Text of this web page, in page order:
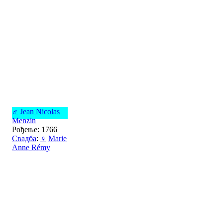
♂ Jean Nicolas
Menzin
Рођење: 1766
Свадба: ♀ Marie
Anne Rémy